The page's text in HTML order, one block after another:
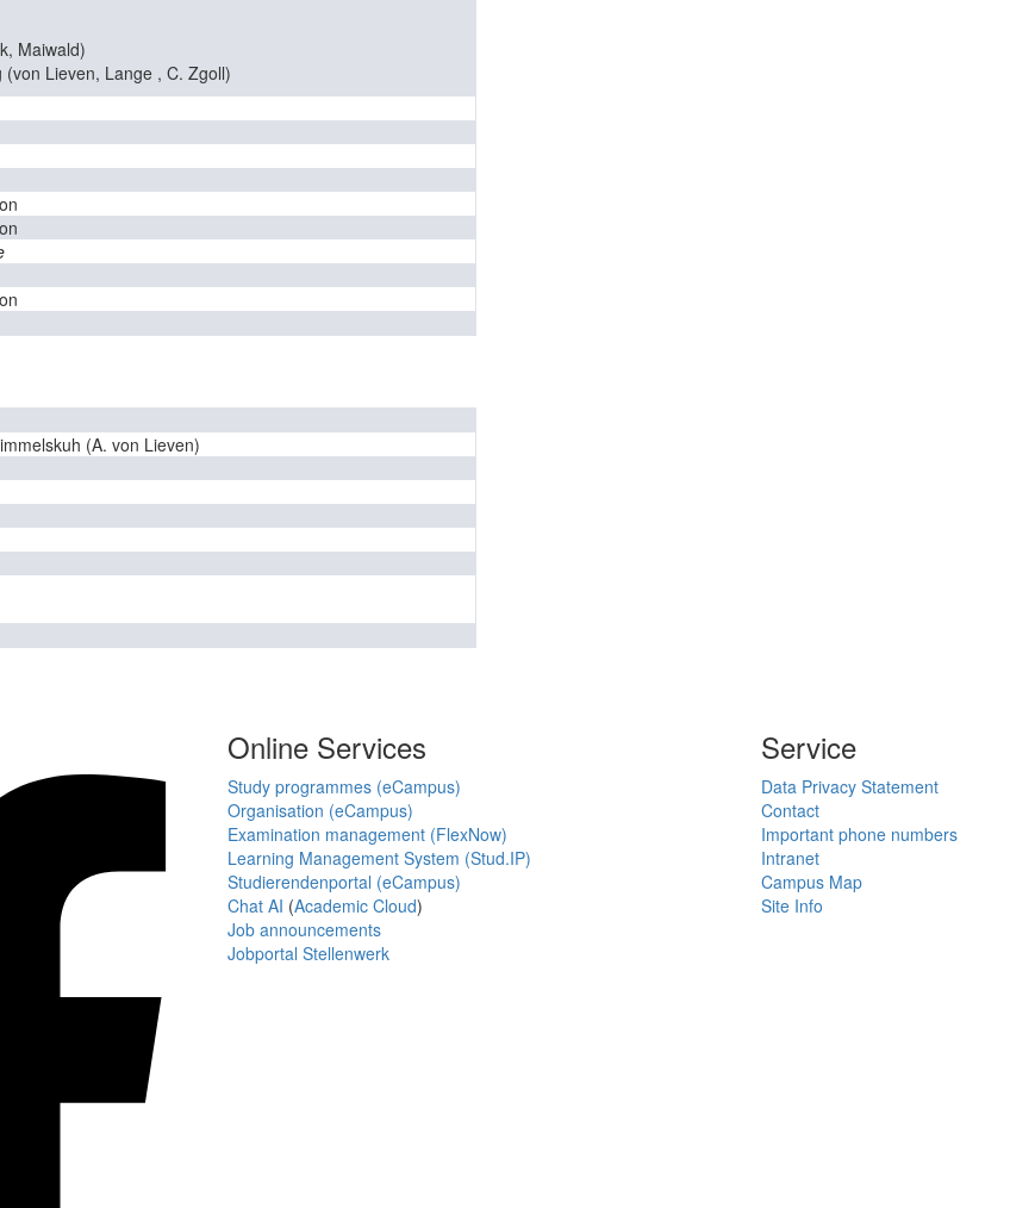
Maiwald)
Lieven, Lange , C. Zgoll)
(A. von Lieven)
Online Services
Study programmes (eCampus)
Organisation (eCampus)
Examination management (FlexNow)
Learning Management System (Stud.IP)
Studierendenportal (eCampus)
Chat AI (Academic Cloud)
Job announcements
Jobportal Stellenwerk
Service
Data Privacy Statement
Contact
Important phone numbers
Intranet
Campus Map
Site Info